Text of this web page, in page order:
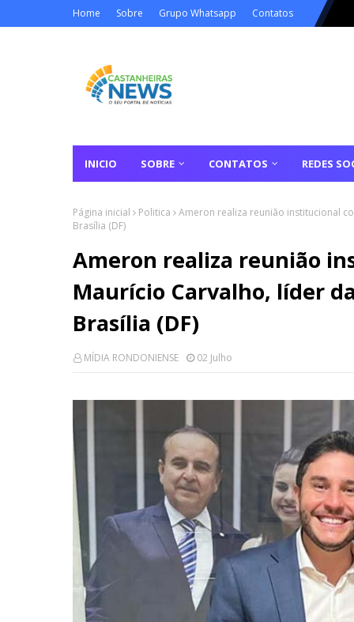
Home Sobre Grupo Whatsapp Contatos
INICIO SOBRE CONTATOS REDES
Página inicial Politica
Ameron realiza reunião institucional
Brasília (DF)
Ameron realiza reunião
Maurício Carvalho, líder
Brasília (DF)
MÍDIA RONDONIENSE 02 Julho